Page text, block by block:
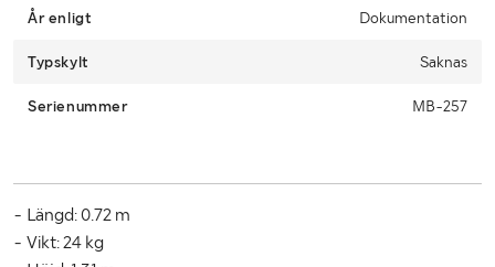
within 12 days from the end of the auction.
År enligt Dokumentation
Typskylt Saknas
Serienummer MB-257
- Längd: 0.72 m
- Vikt: 24 kg